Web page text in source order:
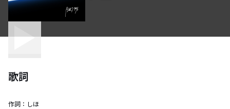
歌詞
作詞： しほ